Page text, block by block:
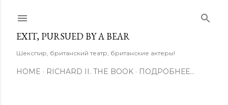
EXIT, PURSUED BY A BEAR
Шекспир, британский театр, британские актеры!
HOME RICHARD II. THE BOOK ПОДРОБНЕЕ…